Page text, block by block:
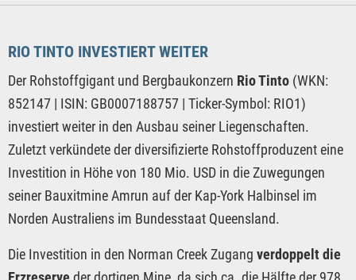
RIO TINTO INVESTIERT WEITER
Der Rohstoffgigant und Bergbaukonzern Rio Tinto (WKN:
852147 | ISIN: GB0007188757 | Ticker-Symbol: RIO1)
investiert weiter in den Ausbau seiner Liegenschaften.
Zuletzt verkündete der diversifizierte Rohstoffproduzent eine
Investition in Höhe von 180 Mio. USD in die Zuwegungen
seiner Bauxitmine Amrun auf der Kap-York Halbinsel im
Norden Australiens im Bundesstaat Queensland.
Die Investition in den Norman Creek Zugang verdoppelt die